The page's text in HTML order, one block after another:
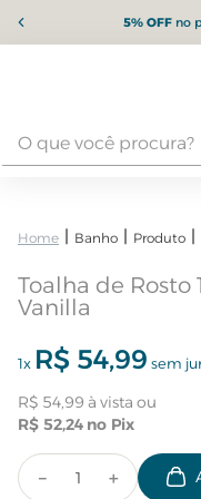
5% OFFno
Banho Produto
Toalha de Rosto
Vanilla
1x R$ 54,99 sem
R$ 54,99
R$ 52,24
＋
－